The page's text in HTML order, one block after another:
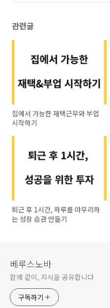
관련글
집에서 가능한 재택근무와 부업
시작하기
퇴근 후 1시간, 하루를 마무리하
는 성장 습관 만들기
베루스노바
함께 같이, 지식을 공유합니다
구독하기